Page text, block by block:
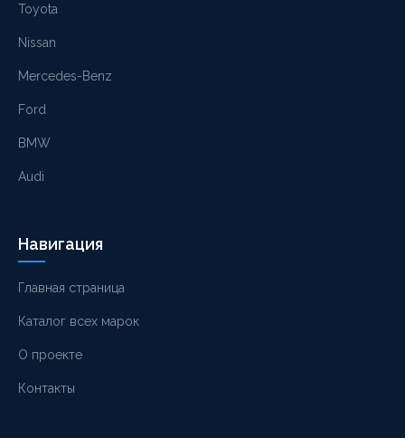
Toyota
Nissan
Mercedes-Benz
Ford
BMW
Audi
Навигация
Главная страница
Каталог всех марок
О проекте
Контакты